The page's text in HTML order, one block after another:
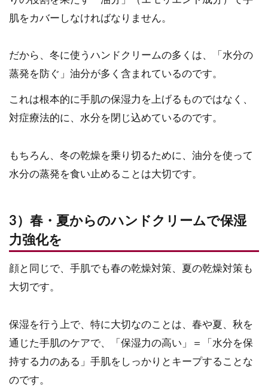
肌をカバーしなければなりません。
だから、冬に使うハンドクリームの多くは、「水分の
蒸発を防ぐ」油分が多く含まれているのです。
これは根本的に手肌の保湿力を上げるものではなく、
対症療法的に、水分を閉じ込めているのです。
もちろん、冬の乾燥を乗り切るために、油分を使って
水分の蒸発を食い止めることは大切です。
3）春・夏からのハンドクリームで保湿
力強化を
顔と同じで、手肌でも春の乾燥対策、夏の乾燥対策も
大切です。
保湿を行う上で、特に大切なのことは、春や夏、秋を
通じた手肌のケアで、「保湿力の高い」＝「水分を保
持する力のある」手肌をしっかりとキープすることな
のです。